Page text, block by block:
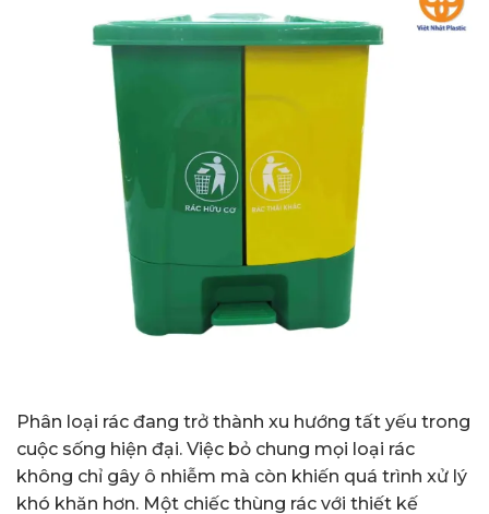
Phân loại rác đang trở thành xu hướng tất yếu trong
cuộc sống hiện đại. Việc bỏ chung mọi loại rác
không chỉ gây ô nhiễm mà còn khiến quá trình xử lý
khó khăn hơn. Một chiếc thùng rác với thiết kế